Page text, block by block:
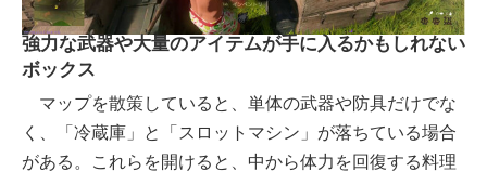
強力な武器や大量のアイテムが手に入るかもしれない
ボックス
マップを散策していると、単体の武器や防具だけでな
く、「冷蔵庫」と「スロットマシン」が落ちている場合
がある。これらを開けると、中から体力を回復する料理